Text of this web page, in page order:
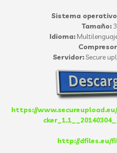
Sistema
Tamaño:
Idioma:
Servidor:Secure
https://
http://dfiles.eu/